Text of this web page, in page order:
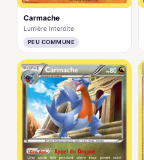
Carmache
Lumière Interdite
PEU COMMUNE